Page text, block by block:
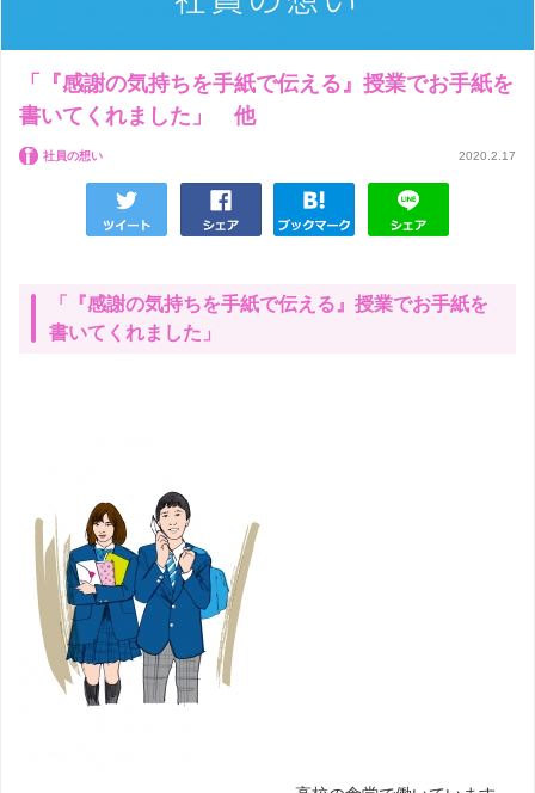
「『感謝の気持ちを手紙で伝える』授業でお手紙を
書いてくれました」 他
社員の想い 2020.2.17
「『感謝の気持ちを手紙で伝える』授業でお手紙を
書いてくれました」